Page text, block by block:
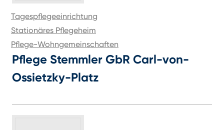
Tagespflegeeinrichtung
Stationäres Pflegeheim
Pflege-Wohngemeinschaften
Pflege Stemmler GbR Carl-von-
Ossietzky-Platz